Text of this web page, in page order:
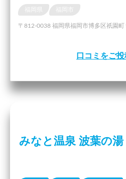
〒812-0038 福岡県福岡市博多区祇園町
口コミをご
みなと温泉 波葉の湯